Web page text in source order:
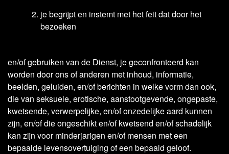
je begrijpt en instemt met het feit dat door het
bezoeken
en/of gebruiken van de Dienst, je geconfronteerd kan
worden door ons of anderen met inhoud, informatie,
beelden, geluiden, en/of berichten in welke vorm dan ook,
die van seksuele, erotische, aanstootgevende, ongepaste,
kwetsende, verwerpelijke, en/of onzedelijke aard kunnen
zijn, en/of die ongeschikt en/of kwetsend en/of schadelijk
kan zijn voor minderjarigen en/of mensen met een
bepaalde levensovertuiging of een bepaald geloof.